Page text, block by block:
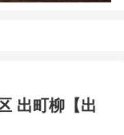
出町柳【出